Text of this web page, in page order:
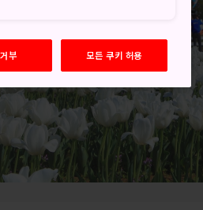
부 모든 쿠키 허용